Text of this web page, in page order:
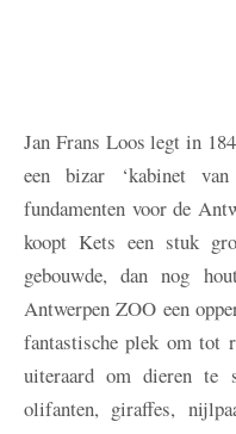
Jan Frans Loos legt in
een bizar ‘kabinet
fundamenten voor de
koopt Kets een stuk
gebouwde, dan nog
Antwerpen ZOO een
fantastische plek om tot
uiteraard om dieren te
olifanten, giraffes,